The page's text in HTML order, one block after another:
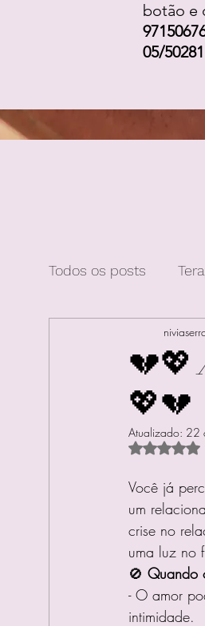
botão e
05/50281
Todos os posts
💔💖
💖💔
Atualizado: 22
Você já
um
crise no
uma luz no
🚫 Quando
- O amor
intimidade.